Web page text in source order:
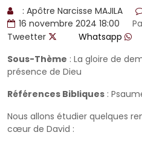
: Apôtre Narcisse MAJILA
16 novembre 2024 18:00
Tweetter
Whatsapp
Sous-Thème : La gloire de
présence de Dieu
Références Bibliques :
Nous allons étudier quelques
cœur de David :